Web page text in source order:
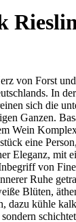
von Forst
In
sich die
Ganzen.
Wein
eine
Eleganz, mit
von
Ruhe
Blüten,
dazu kühle